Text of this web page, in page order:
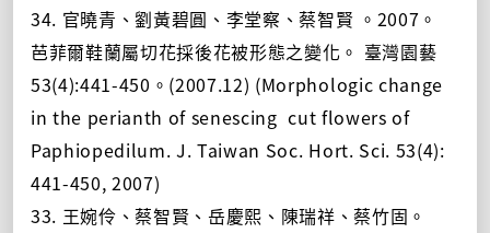
34. 官曉青、劉黃碧圓、李堂察、蔡智賢 。2007。
芭菲爾鞋蘭屬切花採後花被形態之變化。 臺灣園藝
53(4):441-450。(2007.12) (Morphologic change
in the perianth of senescing cut flowers of
Paphiopedilum. J. Taiwan Soc. Hort. Sci. 53(4):
441-450, 2007)
33. 王婉伶、蔡智賢、岳慶熙、陳瑞祥、蔡竹固。